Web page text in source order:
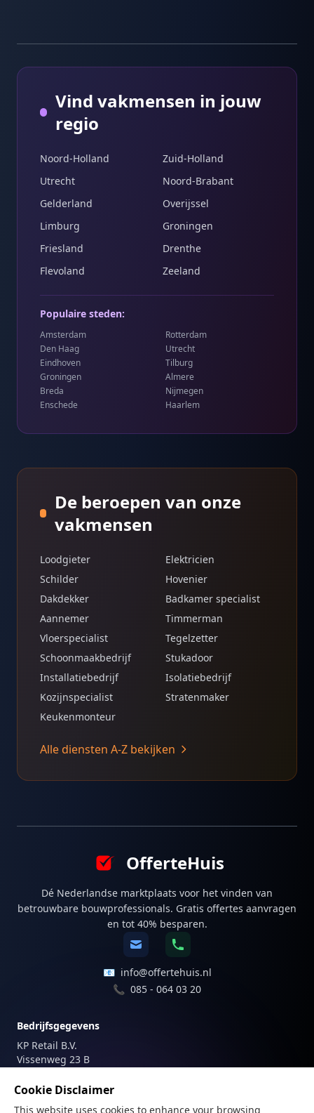
Vind vakmensen in jouw
regio
Noord-Holland
Zuid-Holland
Utrecht
Noord-Brabant
Gelderland
Overijssel
Limburg
Groningen
Friesland
Drenthe
Flevoland
Zeeland
Populaire steden:
Amsterdam
Rotterdam
Den Haag
Utrecht
Eindhoven
Tilburg
Groningen
Almere
Breda
Nijmegen
Enschede
Haarlem
De beroepen van onze
vakmensen
Loodgieter
Elektricien
Schilder
Hovenier
Dakdekker
Badkamer specialist
Aannemer
Timmerman
Vloerspecialist
Tegelzetter
Schoonmaakbedrijf
Stukadoor
Installatiebedrijf
Isolatiebedrijf
Kozijnspecialist
Stratenmaker
Keukenmonteur
Alle diensten A-Z bekijken
OfferteHuis
Dé Nederlandse marktplaats voor het vinden van
betrouwbare bouwprofessionals. Gratis offertes aanvragen
en tot 40% besparen.
📧 info@offertehuis.nl
📞 085 - 064 03 20
Bedrijfsgegevens
KP Retail B.V.
Vissenweg 23 B
Nederland
Cookie Disclaimer
This website uses cookies to enhance your browsing